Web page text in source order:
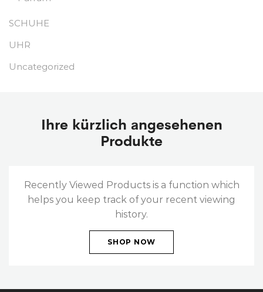
SCHUHE
UHR
Uncategorized
Ihre kürzlich angesehenen
Produkte
Recently Viewed Products is a function which
helps you keep track of your recent viewing
history.
SHOP NOW